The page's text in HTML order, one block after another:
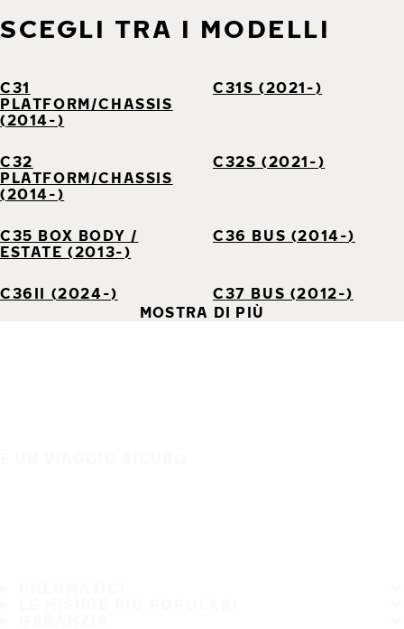
SCEGLI TRA I MODELLI
C31
PLATFORM/CHASSIS
(2014-)
C31S (2021-)
C32
PLATFORM/CHASSIS
(2014-)
C32S (2021-)
C35 BOX BODY /
ESTATE (2013-)
C36 BUS (2014-)
C36II (2024-)
C37 BUS (2012-)
MOSTRA DI PIÙ